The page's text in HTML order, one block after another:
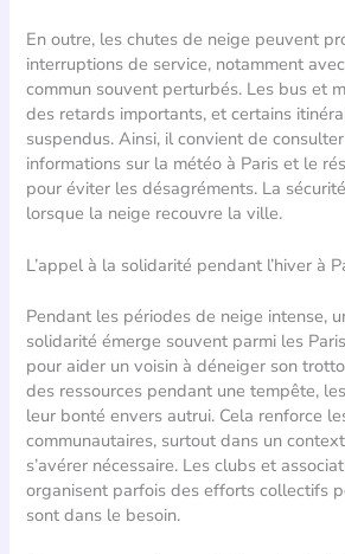
En outre, les chutes de neige peuvent
interruptions de service, notamment
commun souvent perturbés. Les bus et
des retards importants, et certains
suspendus. Ainsi, il convient de
informations sur la météo à Paris et le
pour éviter les désagréments. La
lorsque la neige recouvre la ville.
L’appel à la solidarité pendant l’hiver à
Pendant les périodes de neige intense,
solidarité émerge souvent parmi les
pour aider un voisin à déneiger son
des ressources pendant une tempête,
leur bonté envers autrui. Cela renforce
communautaires, surtout dans un
s’avérer nécessaire. Les clubs et
organisent parfois des efforts collectifs
sont dans le besoin.